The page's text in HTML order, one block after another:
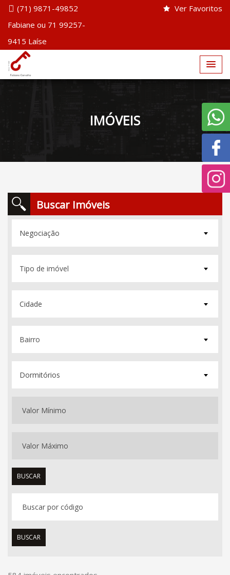
(71) 9871-49852
Fabiane ou 71 99257-
9415 Laíse
Ver Favoritos
IMÓVEIS
Buscar Imóveis
Negociação
Cidade
Dormitórios
BUSCAR
BUSCAR